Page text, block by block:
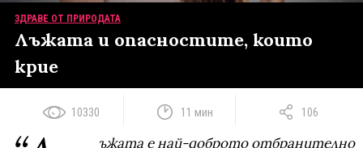
ЗДРАВЕ ОТ ПРИРОДАТА
Лъжата и опасностите, които
крие
10330 11 мин 106
ъжата е най-доброто отбранително